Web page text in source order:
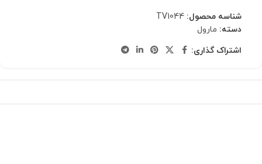
شناسه محصول: TV1044
دسته: مارول
اشتراک گذاری: